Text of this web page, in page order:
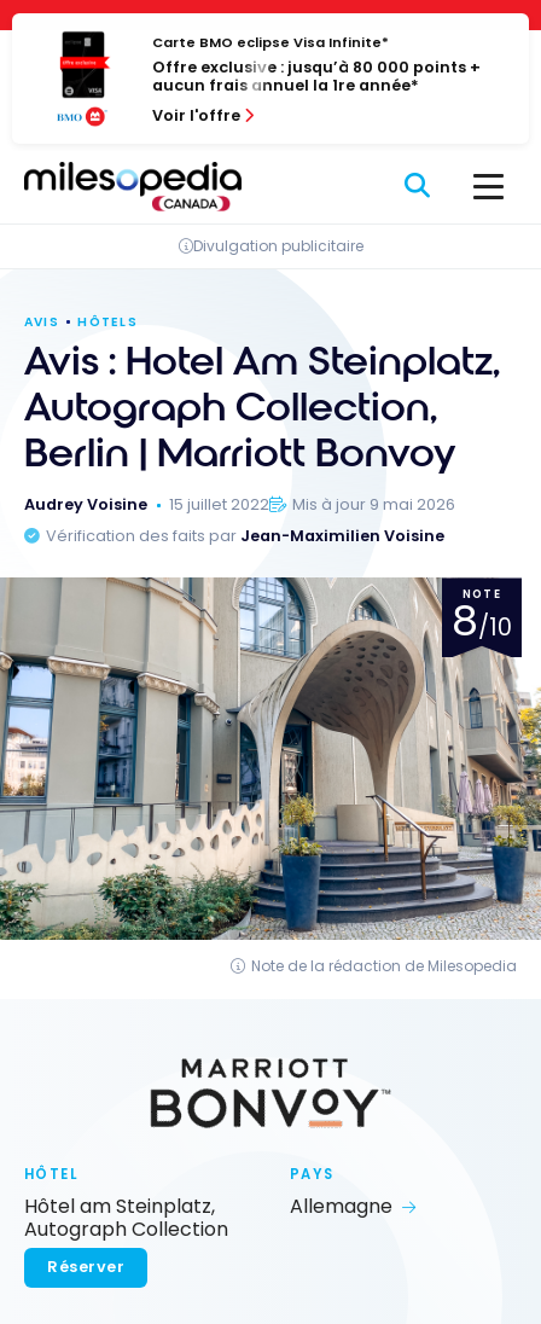
Panneau de gestion des cookies
Passer
contenu
Carte BMO eclipse Visa Infinite*
Offre exclusive : jusqu’à 80 000 points +
aucun frais annuel la 1re année*
Voir l'offre
Divulgation publicitaire
AVIS HÔTELS
Avis : Hotel Am Steinplatz,
Autograph Collection,
Berlin | Marriott Bonvoy
Audrey Voisine 15 juillet 2022
Mis à jour 9 mai 2026
Vérification des faits par Jean-Maximilien Voisine
NOTE
8/10
Note de la rédaction de Milesopedia
HÔTEL
Hôtel am Steinplatz,
Autograph Collection
Réserver
PAYS
Allemagne